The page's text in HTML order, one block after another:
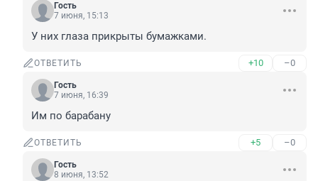
Гость
7 июня, 15:13
У них глаза прикрыты бумажками.
ОТВЕТИТЬ +10 –0
Гость
7 июня, 16:39
Им по барабану
ОТВЕТИТЬ +5 –0
Гость
8 июня, 13:52